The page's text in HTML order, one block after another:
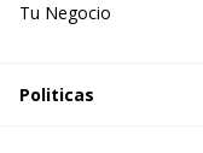
Tu Negocio
Politicas